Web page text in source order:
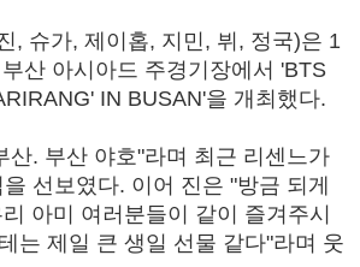
, 슈가, 제이홉, 지민, 뷔, 정국)은 1
산 아시아드 주경기장에서 'BTS
IN BUSAN'을 개최했다.
산. 부산 야호"라며 최근 리센느가
선보였다. 이어 진은 "방금 되게
아미 여러분들이 같이 즐겨주시
는 제일 큰 생일 선물 같다"라며 웃